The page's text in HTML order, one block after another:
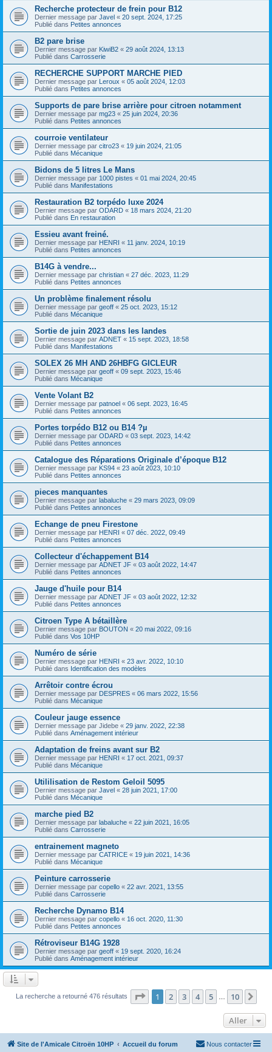
Recherche protecteur de frein pour B12
Dernier message par Javel « 20 sept. 2024, 17:25
Publié dans Petites annonces
B2 pare brise
Dernier message par KiwiB2 « 29 août 2024, 13:13
Publié dans Carrosserie
RECHERCHE SUPPORT MARCHE PIED
Dernier message par Leroux « 05 août 2024, 12:03
Publié dans Petites annonces
Supports de pare brise arrière pour citroen notamment
Dernier message par mg23 « 25 juin 2024, 20:36
Publié dans Petites annonces
courroie ventilateur
Dernier message par citro23 « 19 juin 2024, 21:05
Publié dans Mécanique
Bidons de 5 litres Le Mans
Dernier message par 1000 pistes « 01 mai 2024, 20:45
Publié dans Manifestations
Restauration B2 torpédo luxe 2024
Dernier message par ODARD « 18 mars 2024, 21:20
Publié dans En restauration
Essieu avant freiné.
Dernier message par HENRI « 11 janv. 2024, 10:19
Publié dans Petites annonces
B14G à vendre...
Dernier message par christian « 27 déc. 2023, 11:29
Publié dans Petites annonces
Un problème finalement résolu
Dernier message par geoff « 25 oct. 2023, 15:12
Publié dans Mécanique
Sortie de juin 2023 dans les landes
Dernier message par ADNET « 15 sept. 2023, 18:58
Publié dans Manifestations
SOLEX 26 MH AND 26HBFG GICLEUR
Dernier message par geoff « 09 sept. 2023, 15:46
Publié dans Mécanique
Vente Volant B2
Dernier message par patnoel « 06 sept. 2023, 16:45
Publié dans Petites annonces
Portes torpédo B12 ou B14 ?µ
Dernier message par ODARD « 03 sept. 2023, 14:42
Publié dans Petites annonces
Catalogue des Réparations Originale d’époque B12
Dernier message par KS94 « 23 août 2023, 10:10
Publié dans Petites annonces
pieces manquantes
Dernier message par labaluche « 29 mars 2023, 09:09
Publié dans Petites annonces
Echange de pneu Firestone
Dernier message par HENRI « 07 déc. 2022, 09:49
Publié dans Petites annonces
Collecteur d'échappement B14
Dernier message par ADNET JF « 03 août 2022, 14:47
Publié dans Petites annonces
Jauge d'huile pour B14
Dernier message par ADNET JF « 03 août 2022, 12:32
Publié dans Petites annonces
Citroen Type A bétaillère
Dernier message par BOUTON « 20 mai 2022, 09:16
Publié dans Vos 10HP
Numéro de série
Dernier message par HENRI « 23 avr. 2022, 10:10
Publié dans Identification des modèles
Arrêtoir contre écrou
Dernier message par DESPRES « 06 mars 2022, 15:56
Publié dans Mécanique
Couleur jauge essence
Dernier message par Jidebe « 29 janv. 2022, 22:38
Publié dans Aménagement intérieur
Adaptation de freins avant sur B2
Dernier message par HENRI « 17 oct. 2021, 09:37
Publié dans Mécanique
Utililisation de Restom Geloil 5095
Dernier message par Javel « 28 juin 2021, 17:00
Publié dans Mécanique
marche pied B2
Dernier message par labaluche « 22 juin 2021, 16:05
Publié dans Carrosserie
entrainement magneto
Dernier message par CATRICE « 19 juin 2021, 14:36
Publié dans Mécanique
Peinture carrosserie
Dernier message par copello « 22 avr. 2021, 13:55
Publié dans Carrosserie
Recherche Dynamo B14
Dernier message par copello « 16 oct. 2020, 11:30
Publié dans Petites annonces
Rétroviseur B14G 1928
Dernier message par geoff « 19 sept. 2020, 16:24
Publié dans Aménagement intérieur
La recherche a retourné 476 résultats Page 1sur10
1 2 3 4 5 10
Aller
Site de l'Amicale Citroën 10HP Accueil du forum Nous contacter